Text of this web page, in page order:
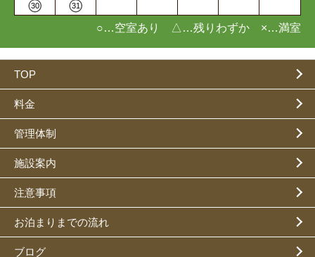
30 31
○…空室あり △…残りわずか ×…満室
TOP
料金
管理体制
施設案内
注意事項
お泊まりまでの流れ
ブログ